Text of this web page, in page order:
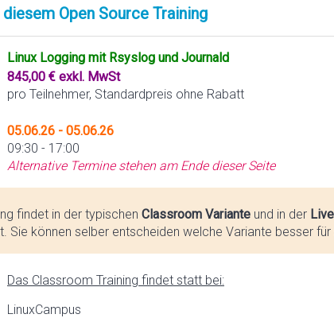
Open Source Training
Linux Logging mit Rsyslog und Journald
845,00 € exkl. MwSt
pro Teilnehmer, Standardpreis ohne Rabatt
05.06.26 - 05.06.26
09:30 - 17:00
Alternative Termine stehen am Ende dieser Seite
findet in der typischen Classroom Variante und in der
Sie können selber entscheiden welche Variante besser für
Das Classroom Training findet statt bei:
LinuxCampus